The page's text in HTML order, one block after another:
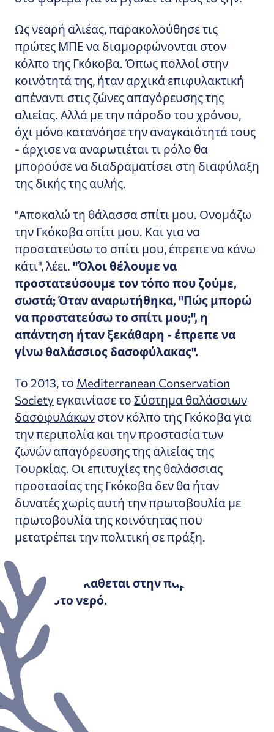
Ως νεαρή αλιέας, παρακολούθησε τις
πρώτες ΜΠΕ να διαμορφώνονται στον
κόλπο της Γκόκοβα. Όπως πολλοί στην
κοινότητά της, ήταν αρχικά επιφυλακτική
απέναντι στις ζώνες απαγόρευσης της
αλιείας. Αλλά με την πάροδο του χρόνου,
όχι μόνο κατανόησε την αναγκαιότητά τους
- άρχισε να αναρωτιέται τι ρόλο θα
μπορούσε να διαδραματίσει στη διαφύλαξη
της δικής της αυλής.
"Αποκαλώ τη θάλασσα σπίτι μου. Ονομάζω
την Γκόκοβα σπίτι μου. Και για να
προστατεύσω το σπίτι μου, έπρεπε να κάνω
κάτι", λέει. "Όλοι θέλουμε να
προστατεύσουμε τον τόπο που ζούμε,
σωστά; Όταν αναρωτήθηκα, "Πώς μπορώ
να προστατεύσω το σπίτι μου;", η
απάντηση ήταν ξεκάθαρη - έπρεπε να
γίνω θαλάσσιος δασοφύλακας".
Το 2013, το Mediterranean Conservation
Societyεγκαινίασε το Σύστημα θαλάσσιων
δασοφυλάκωνστον κόλπο της Γκόκοβα για
την περιπολία και την προστασία των
ζωνών απαγόρευσης της αλιείας της
Τουρκίας. Οι επιτυχίες της θαλάσσιας
προστασίας της Γκόκοβα δεν θα ήταν
δυνατές χωρίς αυτή την πρωτοβουλία με
πρωτοβουλία της κοινότητας που
μετατρέπει την πολιτική σε πράξη.